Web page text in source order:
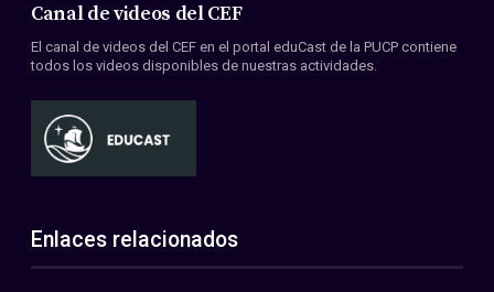
Canal de videos del CEF
El canal de videos del CEF en el portal eduCast de la PUCP contiene
todos los videos disponibles de nuestras actividades.
Enlaces relacionados